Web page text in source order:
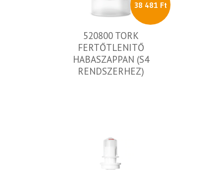
38 481 Ft
520800 TORK
FERTŐTLENITŐ
HABASZAPPAN (S4
RENDSZERHEZ)